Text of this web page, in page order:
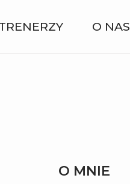
O NAS
O MNIE